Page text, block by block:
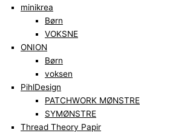
minikrea
Børn
VOKSNE
ONION
Børn
voksen
PihlDesign
PATCHWORK MØNSTRE
SYMØNSTRE
Thread Theory Papir